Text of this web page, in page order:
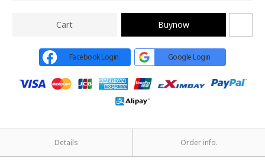
Cart Buynow
Facebook Login Google Login
Details Order info.